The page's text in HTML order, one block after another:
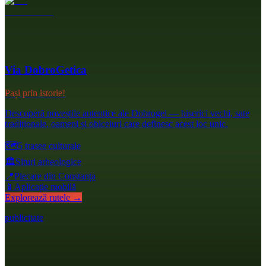
Via DobroGetica
Pași prin istorie!
Descoperă poveștile autentice ale Dobrogei — biserici vechi, sate
tradiționale, oameni și obiceiuri care definesc acest loc unic.
🗺️5 trasee culturale
🏛️Situri arheologice
📍Plecare din Constanța
📱 Aplicație mobilă
Explorează rutele →
publicitate